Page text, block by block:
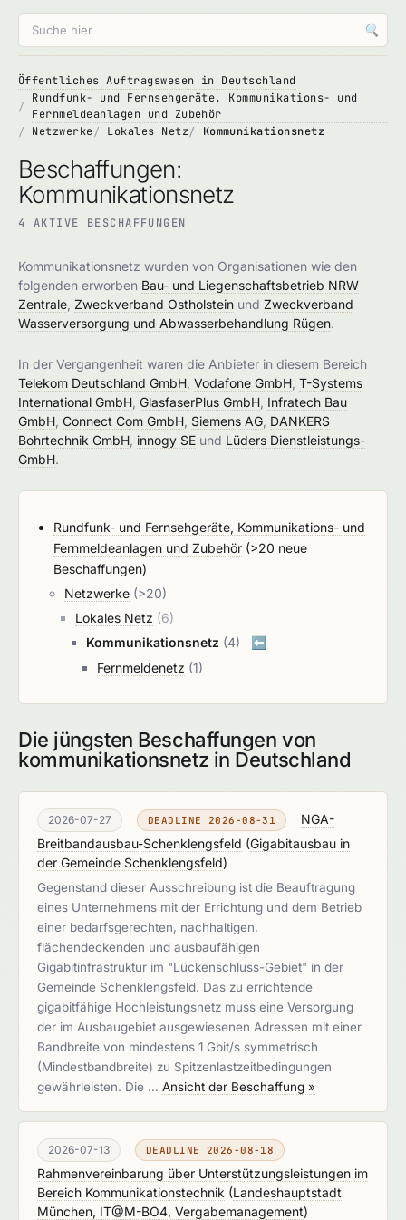
🔍
Öffentliches Auftragswesen in Deutschland
Rundfunk- und Fernsehgeräte, Kommunikations- und
Fernmeldeanlagen und Zubehör
Netzwerke
Lokales Netz Kommunikationsnetz
Beschaffungen:
Kommunikationsnetz
4 AKTIVE BESCHAFFUNGEN
Kommunikationsnetz wurden von Organisationen wie den
folgenden erworben Bau- und Liegenschaftsbetrieb NRW
Zentrale Zweckverband Ostholstein und Zweckverband
Wasserversorgung und Abwasserbehandlung Rügen.
In der Vergangenheit waren die Anbieter in diesem Bereich
Telekom Deutschland GmbH Vodafone GmbH T-Systems
International GmbH GlasfaserPlus GmbH Infratech Bau
GmbH Connect Com GmbH Siemens AG DANKERS
Bohrtechnik GmbH innogy SE und Lüders Dienstleistungs-
GmbH.
Rundfunk- und Fernsehgeräte, Kommunikations- und
Fernmeldeanlagen und Zubehör (>20 neue
Beschaffungen)
Netzwerke (>20)
Lokales Netz (6)
Kommunikationsnetz (4) ⬅️
Fernmeldenetz (1)
Die jüngsten Beschaffungen von
kommunikationsnetz in Deutschland
2026-07-27 DEADLINE 2026-08-31
NGA-
Breitbandausbau-Schenklengsfeld (Gigabitausbau in
der Gemeinde Schenklengsfeld)
Gegenstand dieser Ausschreibung ist die Beauftragung
eines Unternehmens mit der Errichtung und dem Betrieb
einer bedarfsgerechten, nachhaltigen,
flächendeckenden und ausbaufähigen
Gigabitinfrastruktur im "Lückenschluss-Gebiet" in der
Gemeinde Schenklengsfeld. Das zu errichtende
gigabitfähige Hochleistungsnetz muss eine Versorgung
der im Ausbaugebiet ausgewiesenen Adressen mit einer
Bandbreite von mindestens 1 Gbit/s symmetrisch
(Mindestbandbreite) zu Spitzenlastzeitbedingungen
gewährleisten. Die … Ansicht der Beschaffung »
2026-07-13 DEADLINE 2026-08-18
Rahmenvereinbarung über Unterstützungsleistungen im
Bereich Kommunikationstechnik (Landeshauptstadt
München, IT@M-BO4, Vergabemanagement)